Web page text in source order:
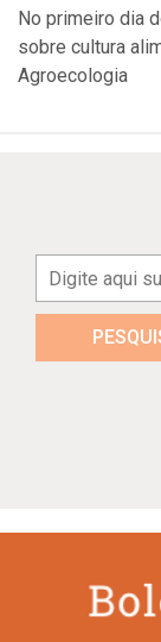
No primeiro dia
sobre cultura
Agroecologia